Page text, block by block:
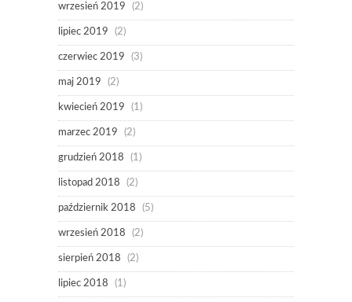
wrzesień 2019 (2)
lipiec 2019 (2)
czerwiec 2019 (3)
maj 2019 (2)
kwiecień 2019 (1)
marzec 2019 (2)
grudzień 2018 (1)
listopad 2018 (2)
październik 2018 (5)
wrzesień 2018 (2)
sierpień 2018 (2)
lipiec 2018 (1)